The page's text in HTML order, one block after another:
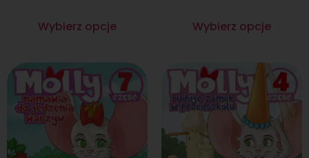
Wybierz opcje Wybierz opcje